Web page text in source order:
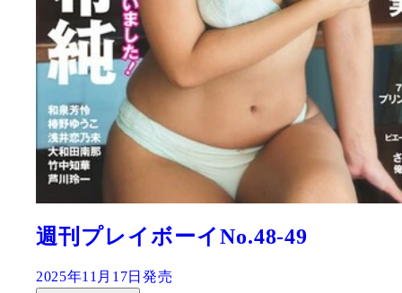
週刊プレイボーイNo.50
2025年12月01日発売